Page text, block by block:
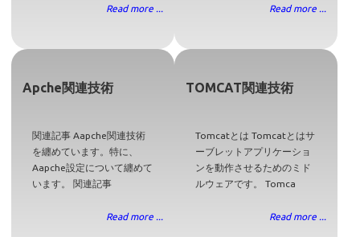
Read more ... Read more ...
Apche関連技術
関連記事 Aapche関連技術
を纏めています。特に、
Aapche設定について纏めて
います。 関連記事
Read more ...
TOMCAT関連技術
Tomcatとは Tomcatとはサ
ーブレットアプリケーショ
ンを動作させるためのミド
ルウェアです。 Tomca
Read more ...